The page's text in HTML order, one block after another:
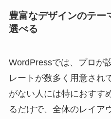
豊富なデザインのテー
選べる
WordPressでは、プロが
レートが数多く用意され
がない人には特におすす
るだけで、全体のレイア